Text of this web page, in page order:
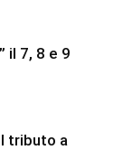
il 7, 8 e 9
tributo a